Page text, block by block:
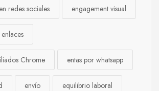
redes sociales engagement visual
enlaces
Chrome entas por whatsapp
envío equilibrio laboral